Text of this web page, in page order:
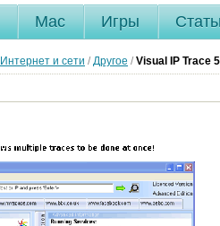
Mac Игры
Интернет и сети / Другое / Visual IP Trace